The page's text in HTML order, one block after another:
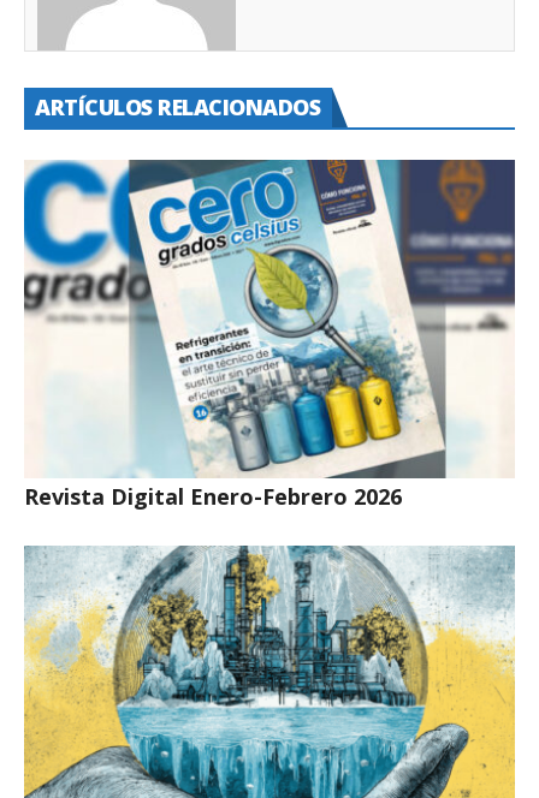
ARTÍCULOS RELACIONADOS
Revista Digital Enero-Febrero 2026